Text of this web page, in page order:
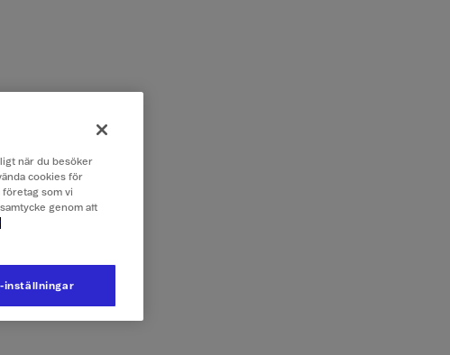
när du besöker
cookies för
företag som vi
genom att
inställningar